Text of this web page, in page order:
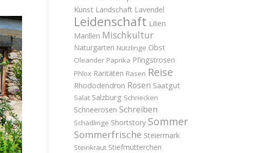
Kunst Landschaft Lavendel
Leidenschaft Lilien
Marillen Mischkultur
Naturgarten Nützlinge Obst
Oleander Paprika Pfingstrosen
Phlox Raritäten Rasen Reise
Rhododendron Rosen Saatgut
Salat Salzburg Schnecken
Schneerosen Schreiben
Schädlinge Shortstory Sommer
Sommerfrische Steiermark
Steinkraut Stiefmütterchen